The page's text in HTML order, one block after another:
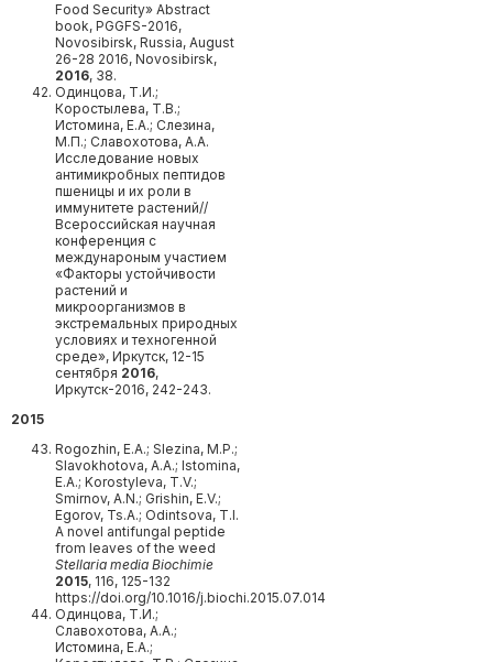
Food Security» Abstract
book, PGGFS-2016,
Novosibirsk, Russia, August
26-28 2016, Novosibirsk,
2016, 38.
Одинцова, Т.И.;
Коростылева, Т.В.;
Истомина, Е.А.; Слезина,
М.П.; Славохотова, А.А.
Исследование новых
антимикробных пептидов
пшеницы и их роли в
иммунитете растений//
Всероссийская научная
конференция с
междунароным участием
«Факторы устойчивости
растений и
микроорганизмов в
экстремальных природных
условиях и техногенной
среде», Иркутск, 12-15
сентября 2016,
Иркутск-2016, 242-243.
2015
Rogozhin, E.A.; Slezina, M.P.;
Slavokhotova, A.A.; Istomina,
E.A.; Korostyleva, T.V.;
Smirnov, A.N.; Grishin, E.V.;
Egorov, Ts.A.; Odintsova, T.I.
A novel antifungal peptide
from leaves of the weed
Stellaria media Biochimie
2015, 116, 125-132
https://doi.org/10.1016/j.biochi.2015.07.014
Одинцова, Т.И.;
Славохотова, А.А.;
Истомина, Е.А.;